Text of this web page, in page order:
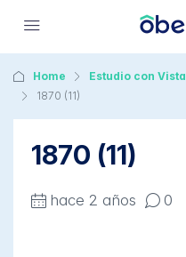
Home
Estudio con
1870 (11)
1870 (11)
hace 2 años 0